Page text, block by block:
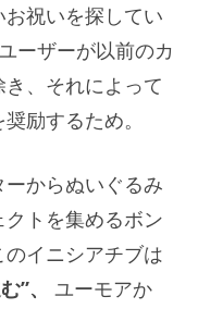
祝いを探してい
ーザーが以前のカ
、それによって
励するため。
からぬいぐるみ
トを集めるボン
イニシアチブは
”、 ユーモアか